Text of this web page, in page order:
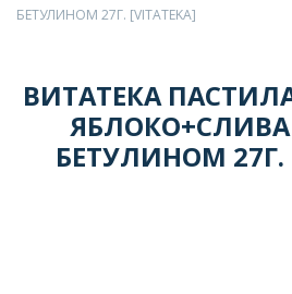
БЕТУЛИНОМ 27Г. [VITATEKA]
ВИТАТЕКА
БЕТУЛИНОМ 27Г.